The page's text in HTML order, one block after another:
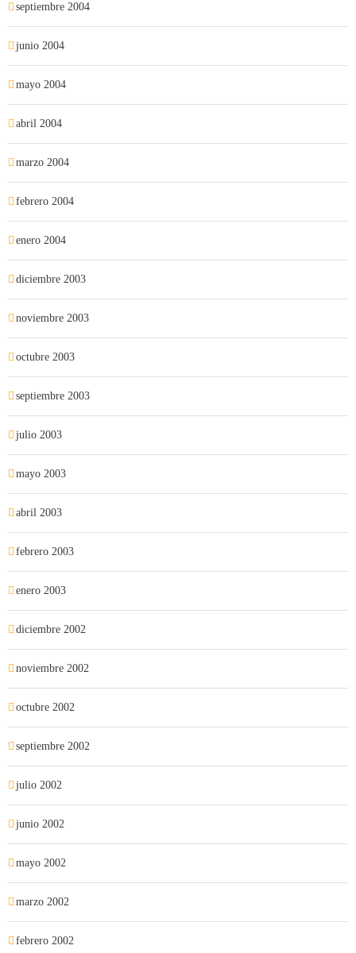
septiembre 2004
junio 2004
mayo 2004
abril 2004
marzo 2004
febrero 2004
enero 2004
diciembre 2003
noviembre 2003
octubre 2003
septiembre 2003
julio 2003
mayo 2003
abril 2003
febrero 2003
enero 2003
diciembre 2002
noviembre 2002
octubre 2002
septiembre 2002
julio 2002
junio 2002
mayo 2002
marzo 2002
febrero 2002